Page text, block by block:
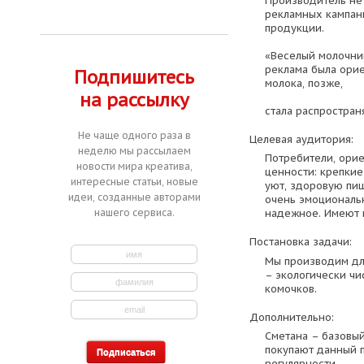
Подпишитесь
на рассылку
Не чаще одного раза в
неделю мы рассылаем
новости мира креатива,
интересные статьи, новые
идеи, созданные авторами
нашего сервиса.
рекламных
продукции.
«Веселый
реклама была
молока, позже,
стала
Целевая аудитория:
Потребители,
ценности:
уют, здоровую
очень
надежное. Имеют
Постановка задачи:
Мы производим
– экологически
комочков.
Дополнительно:
Сметана –
покупают данный